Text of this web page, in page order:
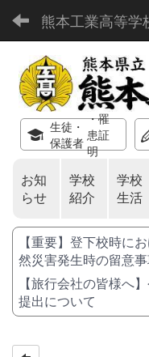
熊本工業高等学
生徒・
保護者
・罹
患証
明
お知
らせ
学校
紹介
学校
生活
【重要】登下校時に
然災害発生時の留意
【旅行会社の皆様へ
提出について